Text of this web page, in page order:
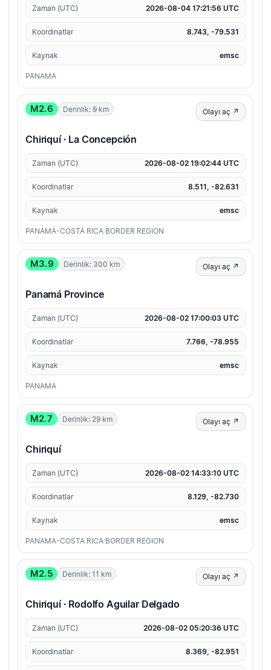
Zaman (UTC) 2026-08-04 17:21:56 UTC
Koordinatlar 8.743, -79.531
Kaynak emsc
PANAMA
M2.6 Derinlik: 9 km Olayı aç ↗
Chiriquí · La Concepción
Zaman (UTC) 2026-08-02 19:02:44 UTC
Koordinatlar 8.511, -82.631
Kaynak emsc
PANAMA-COSTA RICA BORDER REGION
M3.9 Derinlik: 300 km Olayı aç ↗
Panamá Province
Zaman (UTC) 2026-08-02 17:00:03 UTC
Koordinatlar 7.766, -78.955
Kaynak emsc
PANAMA
M2.7 Derinlik: 29 km Olayı aç ↗
Chiriquí
Zaman (UTC) 2026-08-02 14:33:10 UTC
Koordinatlar 8.129, -82.730
Kaynak emsc
PANAMA-COSTA RICA BORDER REGION
M2.5 Derinlik: 11 km Olayı aç ↗
Chiriquí · Rodolfo Aguilar Delgado
Zaman (UTC) 2026-08-02 05:20:36 UTC
Koordinatlar 8.369, -82.951